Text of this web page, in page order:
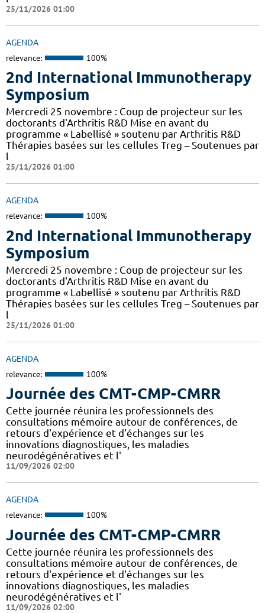
25/11/2026 01:00
AGENDA
relevance: 100%
2nd International Immunotherapy
Symposium
Mercredi 25 novembre : Coup de projecteur sur les
doctorants d'Arthritis R&D Mise en avant du
programme « Labellisé » soutenu par Arthritis R&D
Thérapies basées sur les cellules Treg – Soutenues par
l
25/11/2026 01:00
AGENDA
relevance: 100%
2nd International Immunotherapy
Symposium
Mercredi 25 novembre : Coup de projecteur sur les
doctorants d'Arthritis R&D Mise en avant du
programme « Labellisé » soutenu par Arthritis R&D
Thérapies basées sur les cellules Treg – Soutenues par
l
25/11/2026 01:00
AGENDA
relevance: 100%
Journée des CMT-CMP-CMRR
Cette journée réunira les professionnels des
consultations mémoire autour de conférences, de
retours d'expérience et d'échanges sur les
innovations diagnostiques, les maladies
neurodégénératives et l'
11/09/2026 02:00
AGENDA
relevance: 100%
Journée des CMT-CMP-CMRR
Cette journée réunira les professionnels des
consultations mémoire autour de conférences, de
retours d'expérience et d'échanges sur les
innovations diagnostiques, les maladies
neurodégénératives et l'
11/09/2026 02:00